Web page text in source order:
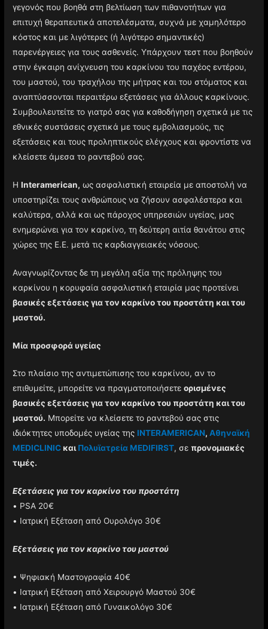
γεγονός που βοηθά στη βελτίωση των πιθανοτήτων για
επιτυχή θεραπευτικά αποτελέσματα, συχνά με χαμηλότερο
κόστος και με λιγότερες (ή λιγότερο σημαντικές)
παρενέργειες για τους ασθενείς. Υπάρχουν τεστ που βοηθούν
στην έγκαιρη ανίχνευση του καρκίνου του παχέος εντέρου,
του μαστού, του τραχήλου της μήτρας και του στόματος και
αναπτύσσονται περαιτέρω εξετάσεις για άλλους καρκίνους.
Συμβουλευτείτε το γιατρό σας για καθοδήγηση σχετικά με τις
εθνικές συστάσεις σχετικά με τους εμβολιασμούς, τις
εξετάσεις και τους προληπτικούς ελέγχους και φροντίστε να
κλείσετε άμεσα το ραντεβού σας.
ΗInteramerican, ως ασφαλιστική εταιρεία με αποστολή να
υποστηρίζει τους ανθρώπους να ζήσουν ασφαλέστερα και
καλύτερα, αλλά και ως πάροχος υπηρεσιών υγείας, μας
ενημερώνει για τον καρκίνο, τη δεύτερη αιτία θανάτου στις
χώρες της Ε.Ε. μετά τις καρδιαγγειακές νόσους.
Αναγνωρίζοντας δε τη μεγάλη αξία της πρόληψης του
καρκίνου η κορυφαία ασφαλιστική εταιρία μας προτείνει
βασικές εξετάσεις για τον καρκίνο του προστάτη και του
μαστού.
Μία προσφορά υγείας
Στο πλαίσιο της αντιμετώπισης του καρκίνου, αν το
επιθυμείτε, μπορείτε να πραγματοποιήσετεορισμένες
βασικές εξετάσεις για τον καρκίνο του προστάτη και του
μαστού. Mπορείτε να κλείσετε το ραντεβού σας στις
ιδιόκτητες υποδομές υγείας της INTERAMERICAN,Αθηναϊκή
MEDICLINIC καιΠολυϊατρεία MEDIFIRST, σεπρονομιακές
τιμές.
Εξετάσεις για τον καρκίνο του προστάτη
• PSA 20€
• Ιατρική Εξέταση από Ουρολόγο 30€
Εξετάσεις για τον καρκίνο του μαστού
• Ψηφιακή Μαστογραφία 40€
• Ιατρική Εξέταση από Χειρουργό Μαστού 30€
• Ιατρική Εξέταση από Γυναικολόγο 30€